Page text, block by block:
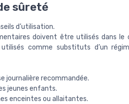
sûreté
d’utilisation.
doivent être utilisés dans le
comme substituts d’un
journalière recommandée.
jeunes enfants.
enceintes ou allaitantes.